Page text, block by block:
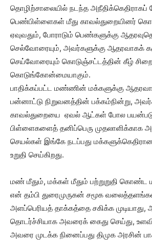
தொழிற்சாலையில் நடந்த அநீதிக்கெதிராகப்
பெண்பிள்ளைகள் மீது காவல்துறையினர்
ஏவுவதும், போராடும் பெண்களுக்கு
செல்வோரையும், அவர்களுக்கு ஆதரவாகக்
செய்வோரையும் கொடுஞ்சட்டத்தின் கீழ்
கொடுங்கோன்மையாகும்.
பாதிக்கப்பட்ட மண்ணின் மக்களுக்கு
பன்னாட்டு நிறுவனத்தின் பக்கம்நின்று,
காவல்துறையை ‌ ஏவல் ஆட்கள் போல
பிள்ளைகளைத் தனிப்பெரு முதலாளிக்காக
செயல்கள் இங்கே நடப்பது
உறுதி செய்கிறது.
மண் மீதும், மக்கள் மீதும் பற்றுறுதி
என் தம்பி துரைமுருகன் சமூக
அளப்பெரியத் தாக்கத்தை சகிக்க முடியாது,
தொடர்ச்சியாக அவரைக் கைது செய்து,
அவரை முடக்க நினைப்பது திமுக அரசின்